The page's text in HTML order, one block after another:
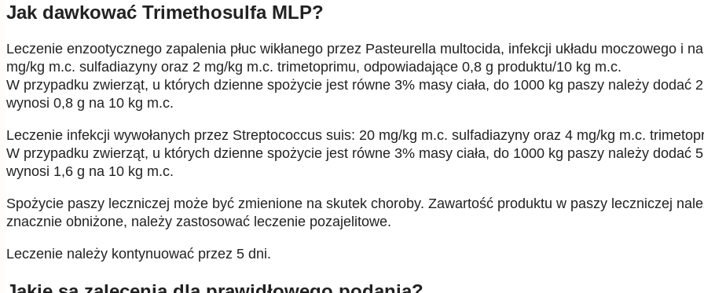
Jak dawkować Trimethosulfa MLP?
Leczenie enzootycznego zapalenia płuc wikłanego przez Pasteurella multocida, infekcji układu moczowego i
mg/kg m.c. sulfadiazyny oraz 2 mg/kg m.c. trimetoprimu, odpowiadające 0,8 g produktu/10 kg m.c.
W przypadku zwierząt, u których dzienne spożycie jest równe 3% masy ciała, do 1000 kg paszy należy dodać
wynosi 0,8 g na 10 kg m.c.
Leczenie infekcji wywołanych przez Streptococcus suis: 20 mg/kg m.c. sulfadiazyny oraz 4 mg/kg m.c.
W przypadku zwierząt, u których dzienne spożycie jest równe 3% masy ciała, do 1000 kg paszy należy dodać
wynosi 1,6 g na 10 kg m.c.
Spożycie paszy leczniczej może być zmienione na skutek choroby. Zawartość produktu w paszy leczniczej
znacznie obniżone, należy zastosować leczenie pozajelitowe.
Leczenie należy kontynuować przez 5 dni.